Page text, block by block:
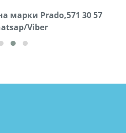
марки Prado,571 30 57
Viber
лощадь ,+995 551 08 62
72